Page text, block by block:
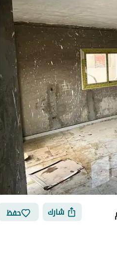
شارك حفظ